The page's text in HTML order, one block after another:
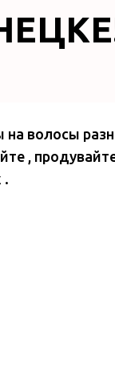
на волосы
,
.